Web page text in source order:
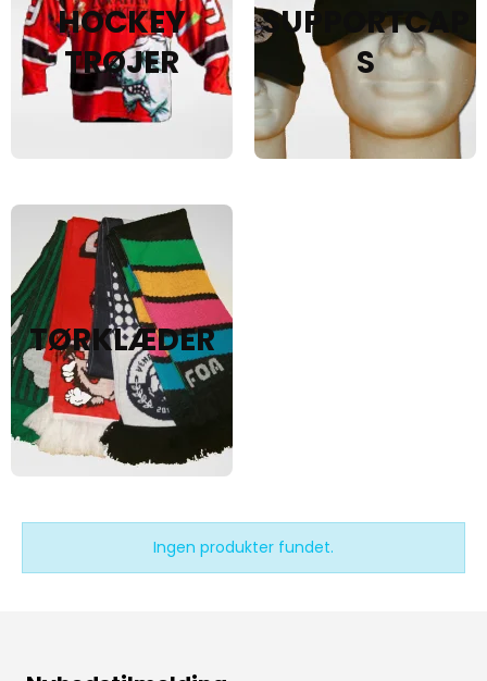
HOCKEY
TRØJER
SUPPORTCAP
S
TØRKLÆDER
Ingen produkter fundet.